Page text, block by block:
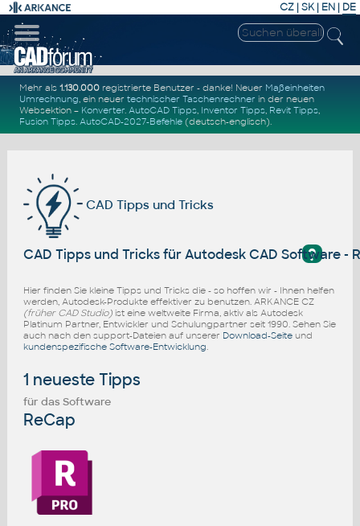
CZ | SK| EN | DE
Mehr als1.130.000 registrierte Benutzer - danke! Neuer Maßeinheiten
Umrechnung, ein neuertechnischer Taschenrechner in der neuen
Websektion – Konverter.AutoCAD Tipps, Inventor Tipps, Revit Tipps,
Fusion Tipps.AutoCAD-2027-Befehle (deutsch-englisch).
CAD Tipps und Tricks
?
CAD Tipps und Tricks für Autodesk CAD Software -
Hier finden Sie kleine Tipps und Tricks die - so hoffen wir - Ihnen helfen
werden, Autodesk-Produkte effektiver zu benutzen. ARKANCE CZ
(früher CAD Studio)ist eine weltweite Firma, aktiv als Autodesk
Platinum Partner, Entwickler und Schulungpartner seit 1990. Sehen Sie
auch nach den support-Dateien auf unserer Download-Seiteund
kundenspezifische Software-Entwicklung
1 neueste Tipps
für das Software
ReCap